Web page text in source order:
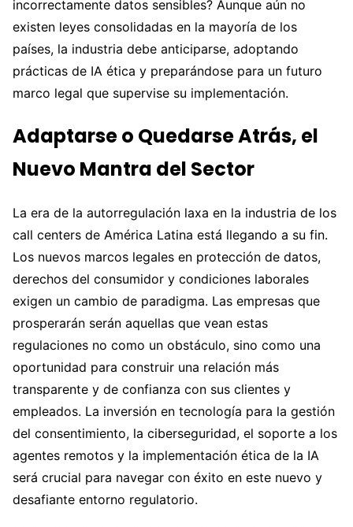
incorrectamente datos sensibles? Aunque aún no
existen leyes consolidadas en la mayoría de los
países, la industria debe anticiparse, adoptando
prácticas de IA ética y preparándose para un futuro
marco legal que supervise su implementación.
Adaptarse o Quedarse Atrás, el
Nuevo Mantra del Sector
La era de la autorregulación laxa en la industria de los
call centers de América Latina está llegando a su fin.
Los nuevos marcos legales en protección de datos,
derechos del consumidor y condiciones laborales
exigen un cambio de paradigma. Las empresas que
prosperarán serán aquellas que vean estas
regulaciones no como un obstáculo, sino como una
oportunidad para construir una relación más
transparente y de confianza con sus clientes y
empleados. La inversión en tecnología para la gestión
del consentimiento, la ciberseguridad, el soporte a los
agentes remotos y la implementación ética de la IA
será crucial para navegar con éxito en este nuevo y
desafiante entorno regulatorio.